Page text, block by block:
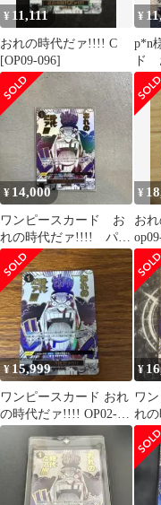
¥ 11,111
おれの時代だァ!!!! C
[OP09-096]
¥
p*n
ド
¥ 14,000
ワンピースカード お
れの時代だァ!!!! パラ
レル OP09-096
¥
お
¥15,999
ワンピースカード おれ
の時代だァ!!!! OP02-
096
¥
ワ
れ
レ